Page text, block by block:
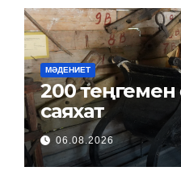
МӘДЕНИЕТ
200 теңгемен өткенге
саяхат
06.08.2026